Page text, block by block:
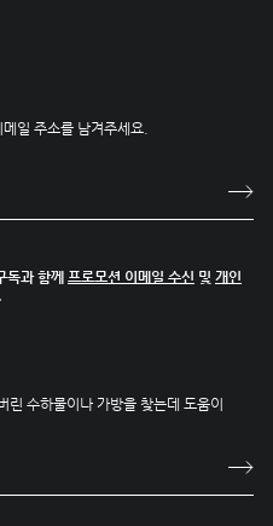
일 주소를 남겨주세요.
독과 함께 프로모션 이메일 수신 및 개인
수하물이나 가방을 찾는데 도움이